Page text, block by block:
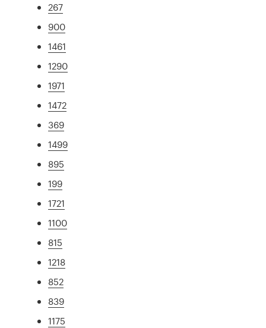
267
900
1461
1290
1971
1472
369
1499
895
199
1721
1100
815
1218
852
839
1175